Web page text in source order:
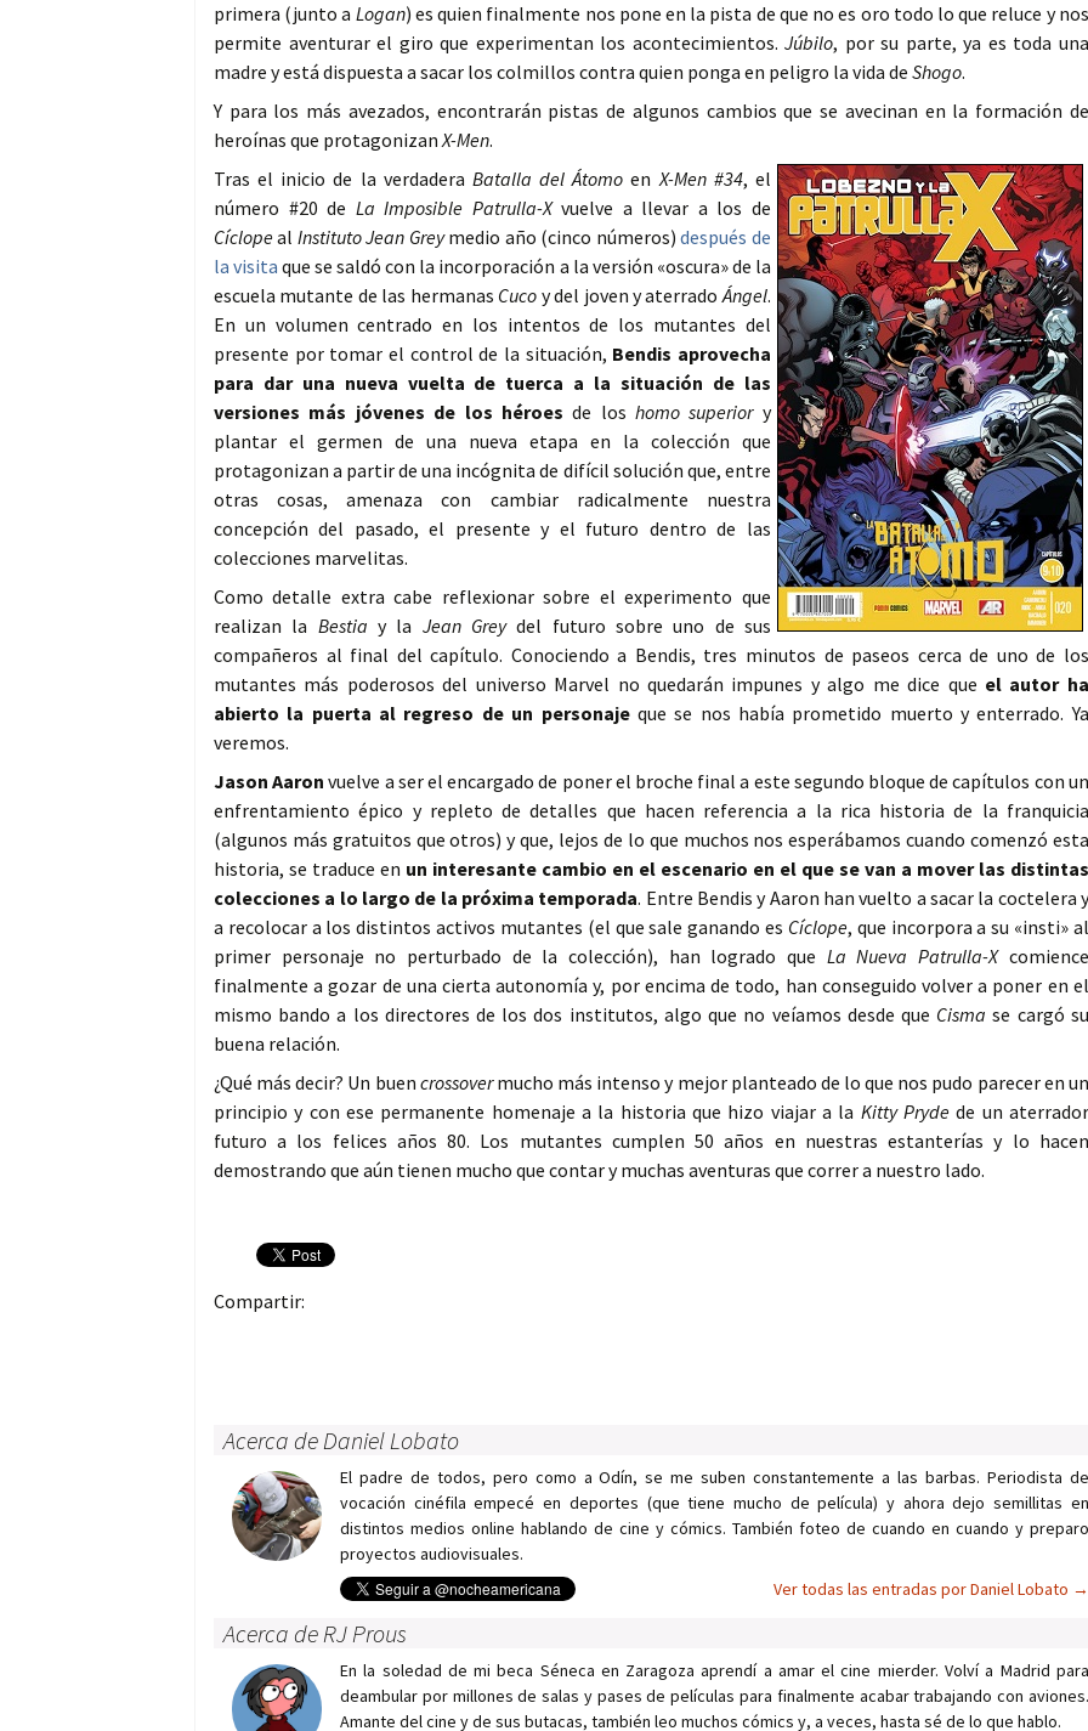
primera (junto a Logan) es quien finalmente nos pone en la pista de que no es oro todo lo que reluce y nos
permite aventurar el giro que experimentan los acontecimientos.Júbilo, por su parte, ya es toda una
madre y está dispuesta a sacar los colmillos contra quien ponga en peligro la vida de Shogo.
Y para los más avezados, encontrarán pistas de algunos cambios que se avecinan en la formación de
heroínas que protagonizanX-Men.
Tras el inicio de la verdadera Batalla del ÁtomoenX-Men #34, el
número #20 de La Imposible Patrulla-Xvuelve a llevar a los de
Cíclopeal Instituto Jean Greymedio año (cinco números)después de
la visita que se saldó con la incorporación a la versión «oscura» de la
escuela mutante de las hermanas Cuco y del joven y aterradoÁngel.
En un volumen centrado en los intentos de los mutantes del
presente por tomar el control de la situación, Bendis aprovecha
para dar una nueva vuelta de tuerca a la situación de las
versiones más jóvenes de los héroesde loshomo superior y
plantar el germen de una nueva etapa en la colección que
protagonizan a partir de una incógnita de difícil solución que, entre
otras cosas, amenaza con cambiar radicalmente nuestra
concepción del pasado, el presente y el futuro dentro de las
colecciones marvelitas.
Como detalle extra cabe reflexionar sobre el experimento que
realizan la Bestia y la Jean Greydel futuro sobre uno de sus
compañeros al final del capítulo. Conociendo a Bendis, tres minutos de paseos cerca de uno de los
mutantes más poderosos del universo Marvel no quedarán impunes y algo me dice que el autor ha
abierto la puerta al regreso de un personaje que se nos había prometido muerto y enterrado. Ya
veremos.
Jason Aaronvuelve a ser el encargado de poner el broche final a este segundo bloque de capítulos con un
enfrentamiento épico y repleto de detalles que hacen referencia a la rica historia de la franquicia
(algunos más gratuitos que otros) y que, lejos de lo que muchos nos esperábamos cuando comenzó esta
historia, se traduce en un interesante cambio en el escenario en el que se van a mover las distintas
colecciones a lo largo de la próxima temporada. Entre Bendis y Aaron han vuelto a sacar la coctelera y
a recolocar a los distintos activos mutantes (el que sale ganando es Cíclope, que incorpora a su «insti» al
primer personaje no perturbado de la colección), han logrado que La Nueva Patrulla-X comience
finalmente a gozar de una cierta autonomía y, por encima de todo, han conseguido volver a poner en el
mismo bando a los directores de los dos institutos, algo que no veíamos desde que Cismase cargó su
buena relación.
¿Qué más decir? Un buen crossovermucho más intenso y mejor planteado de lo que nos pudo parecer en un
principio y con ese permanente homenaje a la historia que hizo viajar a la Kitty Prydede un aterrador
futuro a los felices años 80. Los mutantes cumplen 50 años en nuestras estanterías y lo hacen
demostrando que aún tienen mucho que contar y muchas aventuras que correr a nuestro lado.
Compartir:
Acerca de Daniel Lobato
El padre de todos, pero como a Odín, se me suben constantemente a las barbas. Periodista de
vocación cinéfila empecé en deportes (que tiene mucho de película) y ahora dejo semillitas en
distintos medios online hablando de cine y cómics. También foteo de cuando en cuando y preparo
proyectos audiovisuales.
Ver todas las entradas por Daniel Lobato →
Acerca de RJ Prous
En la soledad de mi beca Séneca en Zaragoza aprendí a amar el cine mierder. Volví a Madrid para
deambular por millones de salas y pases de películas para finalmente acabar trabajando con aviones.
Amante del cine y de sus butacas, también leo muchos cómics y, a veces, hasta sé de lo que hablo.